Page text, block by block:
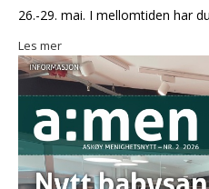
26.-29. mai. I mellomtiden har
Les mer